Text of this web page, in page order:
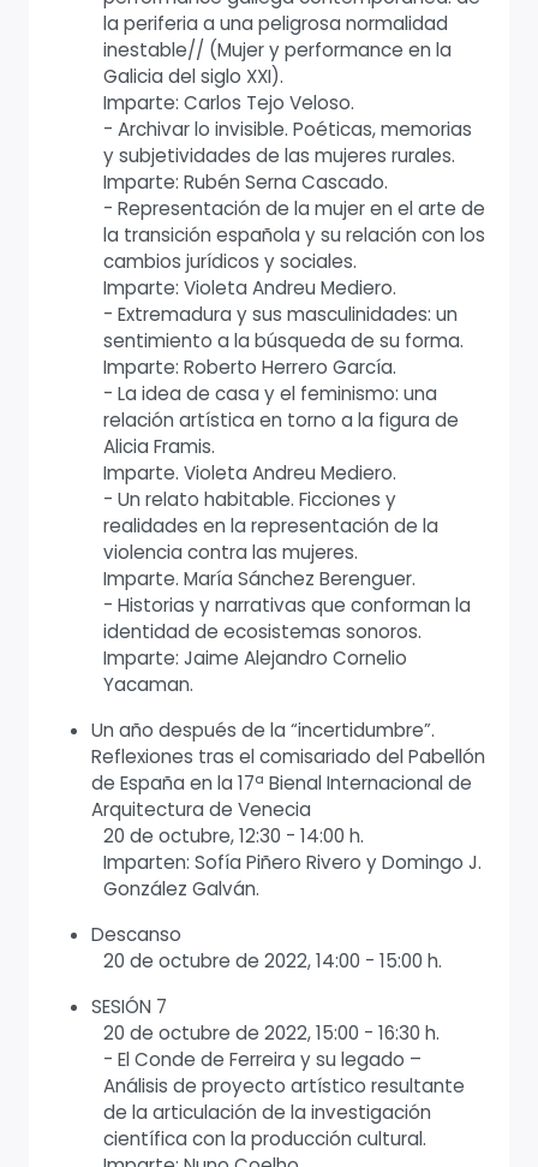
la periferia a una peligrosa normalidad
inestable// (Mujer y performance en la
Galicia del siglo XXI).
Imparte: Carlos Tejo Veloso.
- Archivar lo invisible. Poéticas, memorias
y subjetividades de las mujeres rurales.
Imparte: Rubén Serna Cascado.
- Representación de la mujer en el arte de
la transición española y su relación con los
cambios jurídicos y sociales.
Imparte: Violeta Andreu Mediero.
- Extremadura y sus masculinidades: un
sentimiento a la búsqueda de su forma.
Imparte: Roberto Herrero García.
- La idea de casa y el feminismo: una
relación artística en torno a la figura de
Alicia Framis.
Imparte. Violeta Andreu Mediero.
- Un relato habitable. Ficciones y
realidades en la representación de la
violencia contra las mujeres.
Imparte. María Sánchez Berenguer.
- Historias y narrativas que conforman la
identidad de ecosistemas sonoros.
Imparte: Jaime Alejandro Cornelio
Yacaman.
Un año después de la “incertidumbre”.
Reflexiones tras el comisariado del Pabellón
de España en la 17ª Bienal Internacional de
Arquitectura de Venecia
20 de octubre, 12:30 - 14:00 h.
Imparten: Sofía Piñero Rivero y Domingo J.
González Galván.
Descanso
20 de octubre de 2022, 14:00 - 15:00 h.
SESIÓN 7
20 de octubre de 2022, 15:00 - 16:30 h.
- El Conde de Ferreira y su legado –
Análisis de proyecto artístico resultante
de la articulación de la investigación
científica con la producción cultural.